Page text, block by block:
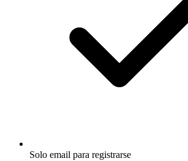
Solo email para registrarse